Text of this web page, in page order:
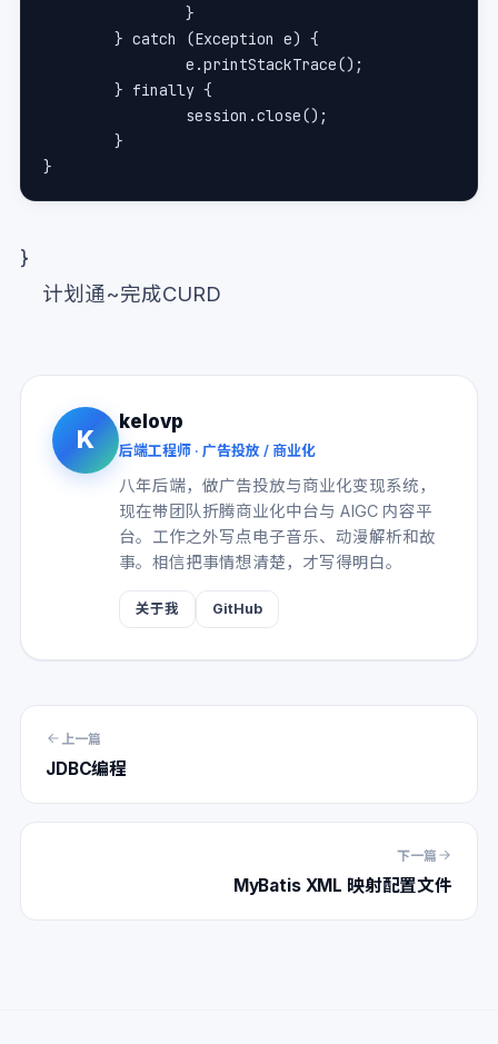
		}
	} catch (Exception e) {
		e.printStackTrace();
	} finally {
		session.close();
	}
}
}
计划通~完成CURD
K
kelovp
后端工程师 · 广告投放 / 商业化
八年后端，做广告投放与商业化变现系统，
现在带团队折腾商业化中台与 AIGC 内容平
台。工作之外写点电子音乐、动漫解析和故
事。相信把事情想清楚，才写得明白。
关于我 GitHub
上一篇
JDBC编程
下一篇
MyBatis XML 映射配置文件